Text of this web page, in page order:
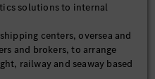
solutions to internal
centers, oversea and
and brokers, to arrange
railway and seaway based